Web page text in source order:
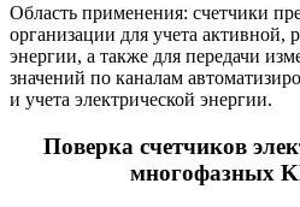
Область применения: счетчики
организации для учета активной,
энергии, а также для передачи
значений по каналам
и учета электрической энергии.
Поверка счетчиков
многофазных